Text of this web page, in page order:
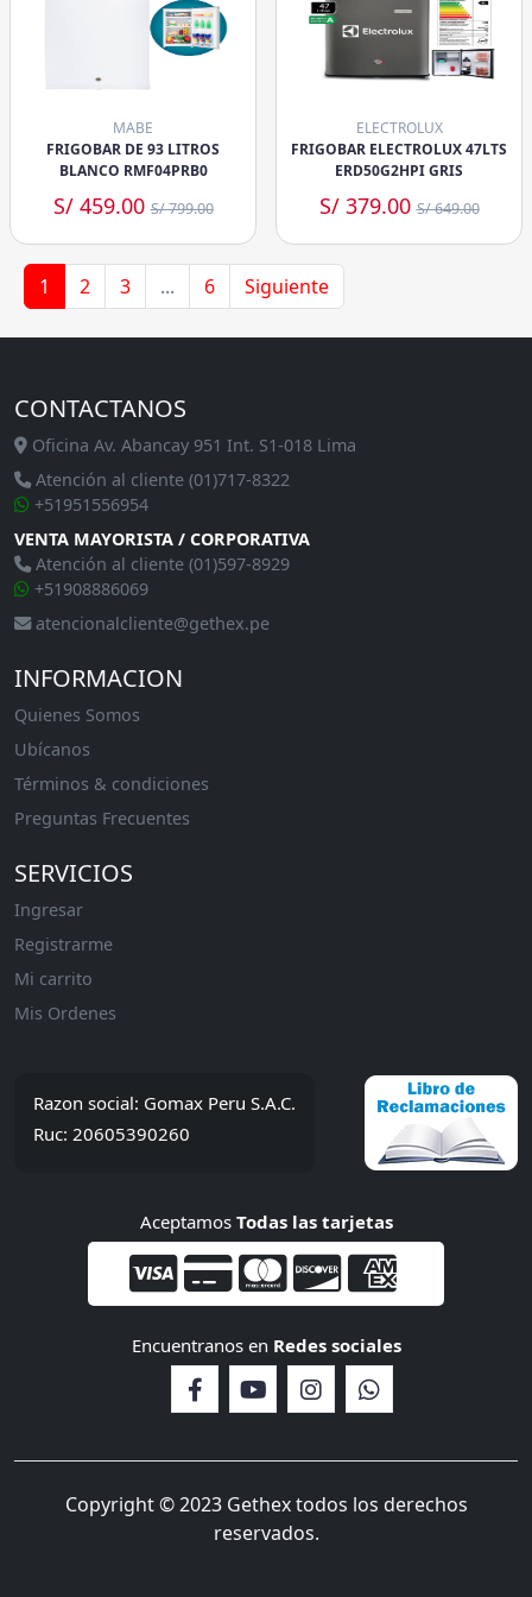
MABE
FRIGOBAR DE 93 LITROS
BLANCO RMF04PRB0
S/ 459.00S/ 799.00
ELECTROLUX
FRIGOBAR ELECTROLUX 47LTS
ERD50G2HPI GRIS
S/ 379.00S/ 649.00
1 2 3 ... 6 Siguiente
CONTACTANOS
Oficina Av. Abancay 951 Int. S1-018 Lima
Atención al cliente (01)717-8322
+51951556954
VENTA MAYORISTA / CORPORATIVA
Atención al cliente (01)597-8929
+51908886069
atencionalcliente@gethex.pe
INFORMACION
Quienes Somos
Ubícanos
Términos & condiciones
Preguntas Frecuentes
SERVICIOS
Ingresar
Registrarme
Mi carrito
Mis Ordenes
Razon social: Gomax Peru S.A.C.
Ruc: 20605390260
Aceptamos Todas las tarjetas
Encuentranos en Redes sociales
Copyright © 2023 Gethex todos los derechos
reservados.